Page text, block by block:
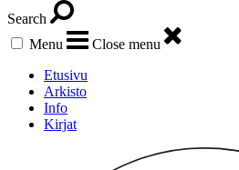
Search
Menu
Close menu
Etusivu
Arkisto
Info
Kirjat